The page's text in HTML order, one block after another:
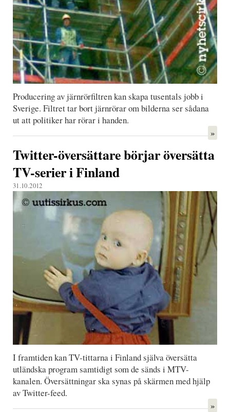
Producering av järnrörfiltren kan skapa tusentals jobb i
Sverige. Filtret tar bort järnrörar om bilderna ser sådana
ut att politiker har rörar i handen.
»
Twitter-översättare börjar översätta
TV-serier i Finland
31.10.2012
I framtiden kan TV-tittarna i Finland själva översätta
utländska program samtidigt som de sänds i MTV-
kanalen. Översättningar ska synas på skärmen med hjälp
av Twitter-feed.
»